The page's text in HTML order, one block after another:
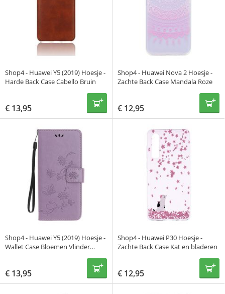
Shop4 - Huawei Y5 (2019) Hoesje -
Harde Back Case Cabello Bruin
€ 13,95
Shop4 - Huawei Nova 2 Hoesje -
Zachte Back Case Mandala Roze
€ 12,95
Shop4 - Huawei Y5 (2019) Hoesje -
Wallet Case Bloemen Vlinder
€ 13,95
Shop4 - Huawei P30 Hoesje -
Zachte Back Case Kat en bladeren
€ 12,95